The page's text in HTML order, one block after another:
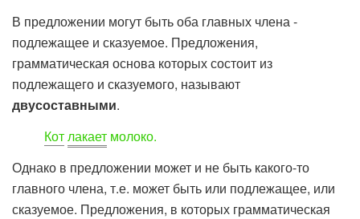
В предложении могут быть оба главных члена -
подлежащее и сказуемое. Предложения,
грамматическая основа которых состоит из
подлежащего и сказуемого, называют
двусоставными.
Котлакает молоко.
Однако в предложении может и не быть какого-то
главного члена, т.е. может быть или подлежащее, или
сказуемое. Предложения, в которых грамматическая